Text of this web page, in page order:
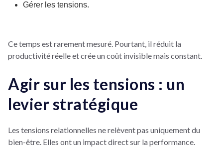
Gérer les tensions.
Ce temps est rarement mesuré. Pourtant, il réduit la
productivité réelle et crée un coût invisible mais constant.
Agir sur les tensions : un
levier stratégique
Les tensions relationnelles ne relèvent pas uniquement du
bien-être. Elles ont un impact direct sur la performance.